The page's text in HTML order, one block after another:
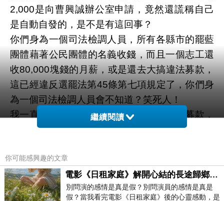
2,000是向曹興誠辦公室申請，竟然還謊稱自己
是自動自發的，是不是有這回事？
你們身為一個司法檢調人員，所有各縣市的罷藍
團體藉著公民團體的名義收錢，而且一個志工還
收80,000塊錢的月薪，或是還去大搞違法募款，
這已經違反選罷法第45條第七項規定了，你們身
為一個司法檢調人員會不知道？笑死人！
我一直在想，那些罷藍團體不是牽涉違法募款，
就是收受賄賂，而且是幕後藏鏡人在背後撐腰，
法之情事，卻是一再包庇護航，一切都是為了要
替罷藍團體說謊開脫罪責！你們整天靠著顏色來
辦案，這還有公信力嗎？你們就是這樣給全高雄
繼續閱讀
你可能感興趣的文章
電影《日租家庭》解開心結的長途歸鄉！能在電影院感受到地理的寬闊和人心的相鄰，真是太棒了！
別問演的感情是真是假？別問演員的感情是真是
假？當我看完電影《日租家庭》後的心靈感動，是